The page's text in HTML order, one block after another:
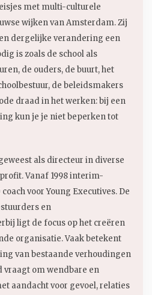
met multi-culturele
wijken van Amsterdam. Zij
dergelijke verandering een
is zoals de school als
de ouders, de buurt, het
de beleidsmakers
draad in het werken: bij een
kun je je niet beperken tot
als directeur in diverse
Vanaf 1998 interim-
voor Young Executives. De
en
ligt de focus op het creëren
organisatie. Vaak betekent
van bestaande verhoudingen
vraagt om wendbare en
aandacht voor gevoel, relaties